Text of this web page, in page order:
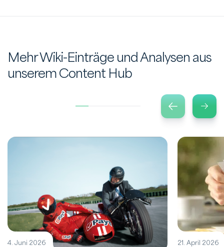
Mehr Wiki-Einträge und Analysen aus
unserem Content Hub
4. Juni 2026 21. April 2026